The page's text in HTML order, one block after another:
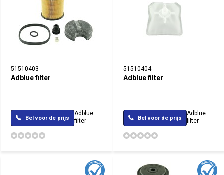
51510403
Adblue filter
Bel voor de prijs
Adblue
filter
51510404
Adblue filter
Bel voor de prijs
Adblue
filter